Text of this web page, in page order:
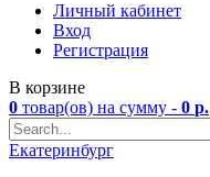
Личный кабинет
Вход
Регистрация
В корзине
0 товар(ов) на сумму - 0 р.
Екатеринбург